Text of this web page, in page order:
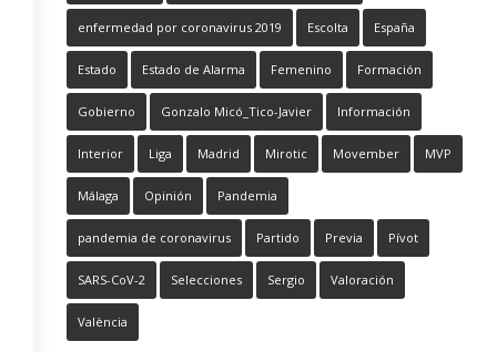
enfermedad por coronavirus 2019 Escolta España
Estado Estado de Alarma Femenino Formación
Gobierno Gonzalo Micó_Tico-Javier Información
Interior Liga Madrid Mirotic Movember MVP
Málaga Opinión Pandemia
pandemia de coronavirus Partido Previa Pívot
SARS-CoV-2 Selecciones Sergio Valoración
València